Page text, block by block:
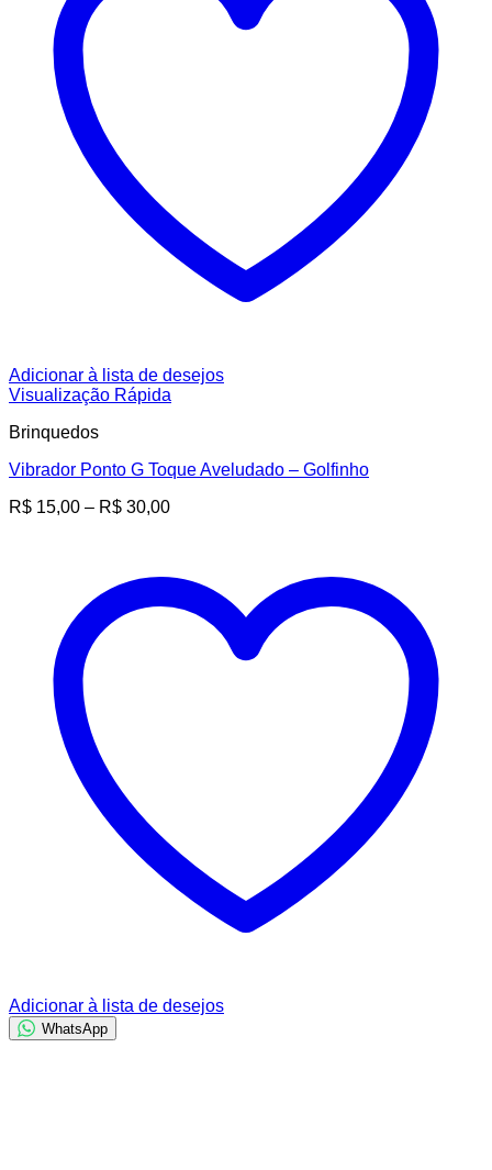
Adicionar à lista de desejos
Visualização Rápida
Brinquedos
Vibrador Ponto G Toque Aveludado – Golfinho
R$ 15,00 – R$ 30,00Faixa
através
R$ 30,00
Adicionar à lista de desejos
WhatsApp